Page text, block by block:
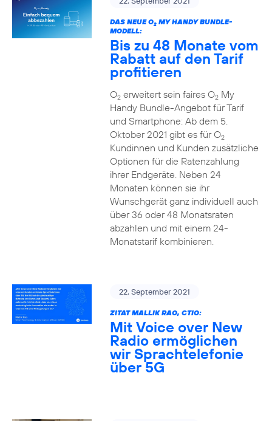
DAS NEUE O2MY HANDY BUNDLE-
MODELL:
Bis zu 48 Monate vom
Rabatt auf den Tarif
profitieren
O2erweitert sein faires O2My
Handy Bundle-Angebot für Tarif
und Smartphone: Ab dem 5.
Oktober 2021 gibt es für O2
Kundinnen und Kunden zusätzliche
Optionen für die Ratenzahlung
ihrer Endgeräte. Neben 24
Monaten können sie ihr
Wunschgerät ganz individuell auch
über 36 oder 48 Monatsraten
abzahlen und mit einem 24-
Monatstarif kombinieren.
22. September 2021
ZITAT MALLIK RAO, CTIO:
Mit Voice over New
Radio ermöglichen
wir Sprachtelefonie
über 5G